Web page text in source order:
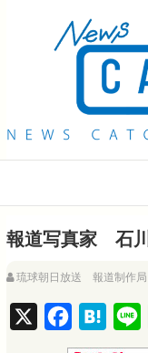
QAB
報道写真家 石
琉球朝日放送 報道制作局
a
H
a
i